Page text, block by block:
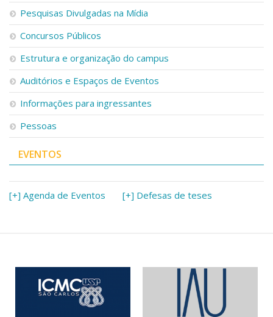
Projetos, Programas e Cursos
Artes, Cultura e Esportes
Museus e Espaços Interativos
Serviços
Bibliotecas
Apoio ao Estudante
Segurança, Trânsito e Prevenção
RH, Administrativo e Financeiro
Outros serviços
Comunicação
Assessorias e Mídias
Aplicativos e Sites
Jornal da USP
Agenda de Eventos
Pesquisas Divulgadas na Mídia
Concursos Públicos
Estrutura e organização do campus
Auditórios e Espaços de Eventos
Informações para ingressantes
Pessoas
EVENTOS
[+] Agenda de Eventos [+] Defesas de teses